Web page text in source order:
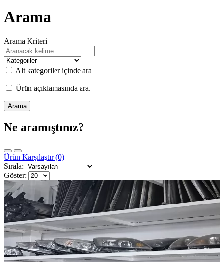
Arama
Arama Kriteri
Alt kategoriler içinde ara
Ürün açıklamasında ara.
Ne aramıştınız?
Ürün Karşılaştır (0)
Sırala:
Göster: